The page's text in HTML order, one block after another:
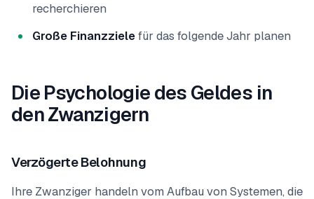
recherchieren
Große Finanzzielefür das folgende Jahr planen
Die Psychologie des Geldes in
den Zwanzigern
Verzögerte Belohnung
Ihre Zwanziger handeln vom Aufbau von Systemen, die